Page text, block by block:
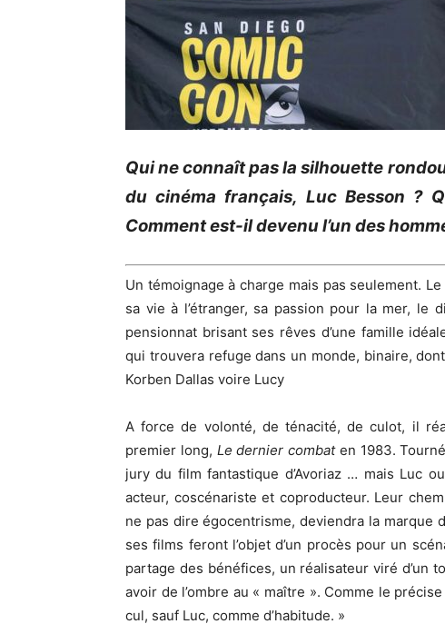
Qui ne connaît pas la silhouette
du cinéma français, Luc Besson ?
Comment est-il devenu l’un des
Un témoignage à charge mais pas seulement.
sa vie à l’étranger, sa passion pour la mer, le
pensionnat brisant ses rêves d’une famille
qui trouvera refuge dans un monde, binaire,
Korben Dallas voire Lucy
A force de volonté, de ténacité, de culot, il
premier long, Le dernier combat en 1983.
jury du film fantastique d’Avoriaz … mais Luc
acteur, coscénariste et coproducteur. Leur
ne pas dire égocentrisme, deviendra la marque
ses films feront l’objet d’un procès pour un
partage des bénéfices, un réalisateur viré d’un
avoir de l’ombre au « maître ». Comme le
cul, sauf Luc, comme d’habitude. »